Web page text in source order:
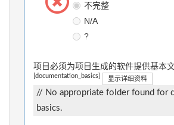
不完整
N/A
?
项目必须为项目生成的软件提供基本文
[documentation_basics] 显示详细资料
// No appropriate folder found for
basics.